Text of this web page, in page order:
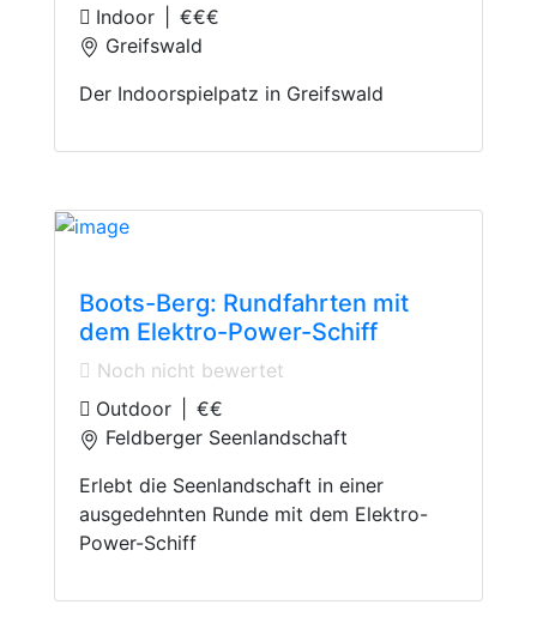
Indoor
€€€
Greifswald
Der Indoorspielpatz in Greifswald
Boots-Berg: Rundfahrten mit
dem Elektro-Power-Schiff
Noch nicht bewertet
Outdoor
€€
Feldberger Seenlandschaft
Erlebt die Seenlandschaft in einer
ausgedehnten Runde mit dem Elektro-
Power-Schiff